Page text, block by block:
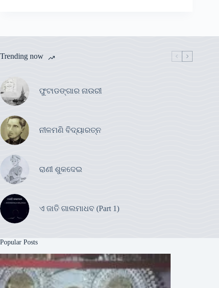
Trending now
ଫୁଟାଡଙ୍ଗାର ନାଉରୀ
ନୀଳମଣି ବିଦ୍ୟାରତ୍ନ
ରାଣୀ ଶୁକଦେଇ
ଏ ଜାତି ଗାଲମାଧବ (Part 1)
Popular Posts